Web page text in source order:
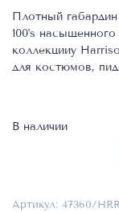
7644,65 ₽.
Плотный
100's
коллекцииy
для костюмов,
В наличии
Артикул: 47360/